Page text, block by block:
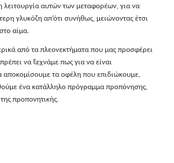
λειτουργία αυτών των μεταφορέων, για να
γλυκόζη απ’ότι συνήθως, μειώνοντας έτσι
αίμα.
από τα πλεονεκτήματα που μας προσφέρει
να ξεχνάμε πως για να είναι
αποκομίσουμε τα οφέλη που επιδιώκουμε,
ένα κατάλληλο πρόγραμμα προπόνησης,
προπονητικής.